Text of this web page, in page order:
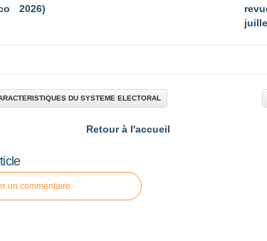
2026)
DU SYSTEME ELECTORAL
Retour à l'accueil
un commentaire